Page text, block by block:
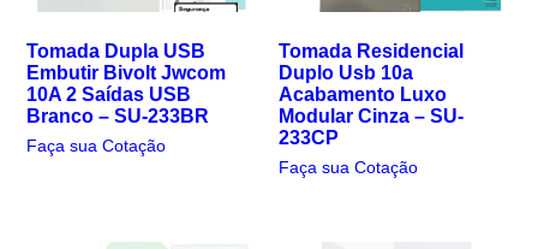
Tomada Dupla USB
Embutir Bivolt Jwcom
10A 2 Saídas USB
Branco – SU-233BR
Faça sua Cotação
Tomada Residencial
Duplo Usb 10a
Acabamento Luxo
Modular Cinza – SU-
233CP
Faça sua Cotação